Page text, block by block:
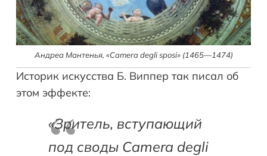
Андреа Мантенья, «Camera degli sposi» (1465—1474)
Историк искусства Б. Виппер так писал об
этом эффекте:
«Зритель, вступающий
под своды Camera degli